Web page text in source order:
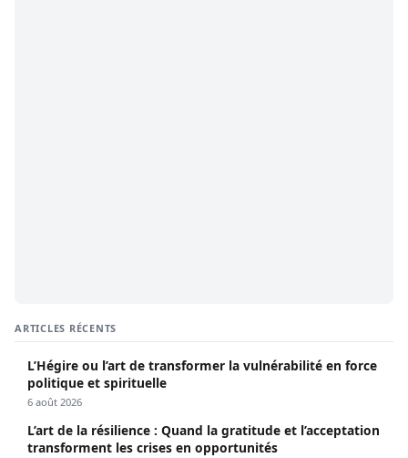
ARTICLES RÉCENTS
L’Hégire ou l’art de transformer la vulnérabilité en force
politique et spirituelle
6 août 2026
L’art de la résilience : Quand la gratitude et l’acceptation
transforment les crises en opportunités